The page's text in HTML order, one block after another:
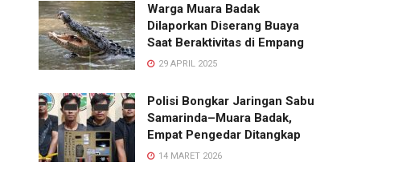
Warga Muara Badak
Dilaporkan Diserang Buaya
Saat Beraktivitas di Empang
29 APRIL 2025
Polisi Bongkar Jaringan Sabu
Samarinda–Muara Badak,
Empat Pengedar Ditangkap
14 MARET 2026